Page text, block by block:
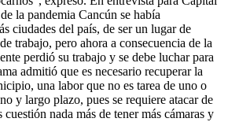
la pandemia Cancún se había
ciudades del país, de ser un lugar de
trabajo, pero ahora a consecuencia de la
perdió su trabajo y se debe luchar para
admitió que es necesario recuperar la
una labor que no es tarea de uno o
y largo plazo, pues se requiere atacar de
nada más de tener más cámaras y